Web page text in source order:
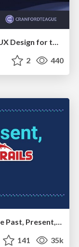
A brief & incomplete history of UX Design for the World Wide Web: 1989–2019
2 440
RailsConf & Balkan Ruby 2019: The Past, Present, and Future of Rails at GitHub
141 35k